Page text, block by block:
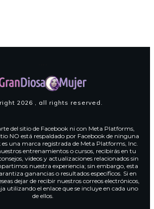
2026 , all rights reserved.
del sitio de Facebook ni con Meta Platforms,
NO está respaldado por Facebook de ninguna
es una marca registrada de Meta Platforms, Inc.
entrenamientos o cursos, recibirás en tu
videos y actualizaciones relacionados sin
nuestra experiencia; sin embargo, esta
ganancias o resultados específicos. Si en
dejar de recibir nuestros correos electrónicos,
utilizando el enlace que se incluye en cada uno
de ellos.